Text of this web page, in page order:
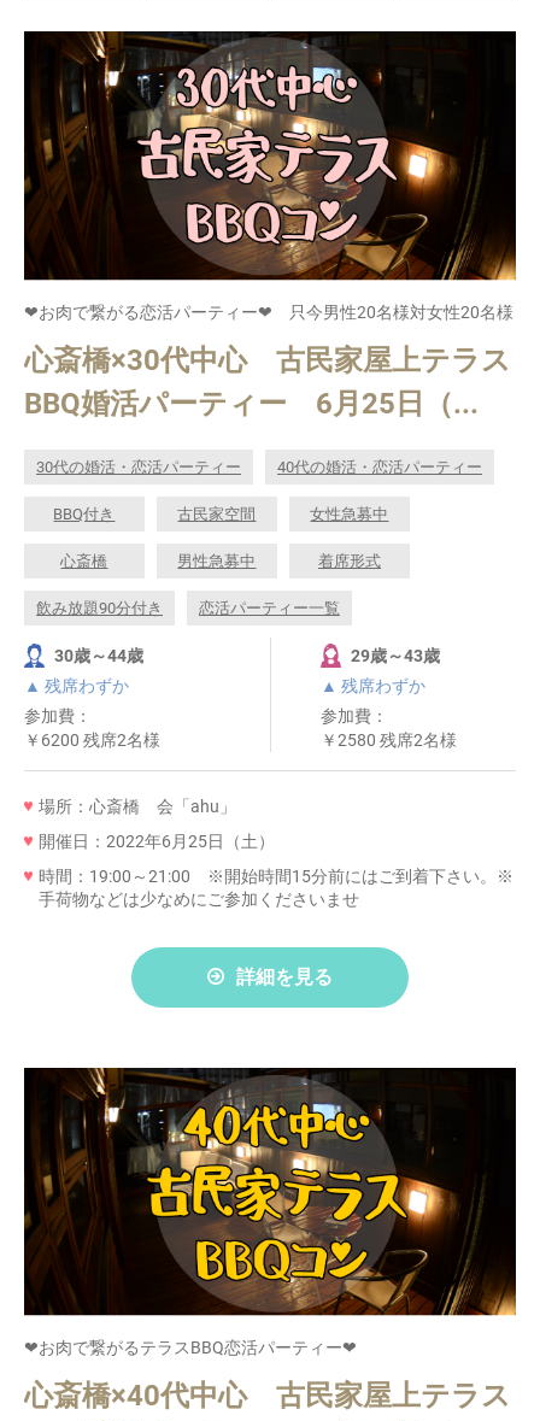
❤お肉で繋がる恋活パーティー❤ 只今男性20名様対女性20名様
心斎橋×30代中心 古民家屋上テラス
BBQ婚活パーティー 6月25日（...
30代の婚活・恋活パーティー 40代の婚活・恋活パーティー
BBQ付き 古民家空間 女性急募中
心斎橋 男性急募中 着席形式
飲み放題90分付き 恋活パーティー一覧
30歳～44歳
▲ 残席わずか
参加費：
￥6200 残席2名様
29歳～43歳
▲ 残席わずか
参加費：
￥2580 残席2名様
場所：心斎橋 会「ahu」
開催日：2022年6月25日（土）
時間：19:00～21:00 ※開始時間15分前にはご到着下さい。※
手荷物などは少なめにご参加くださいませ
詳細を見る
❤お肉で繋がるテラスBBQ恋活パーティー❤
心斎橋×40代中心 古民家屋上テラス